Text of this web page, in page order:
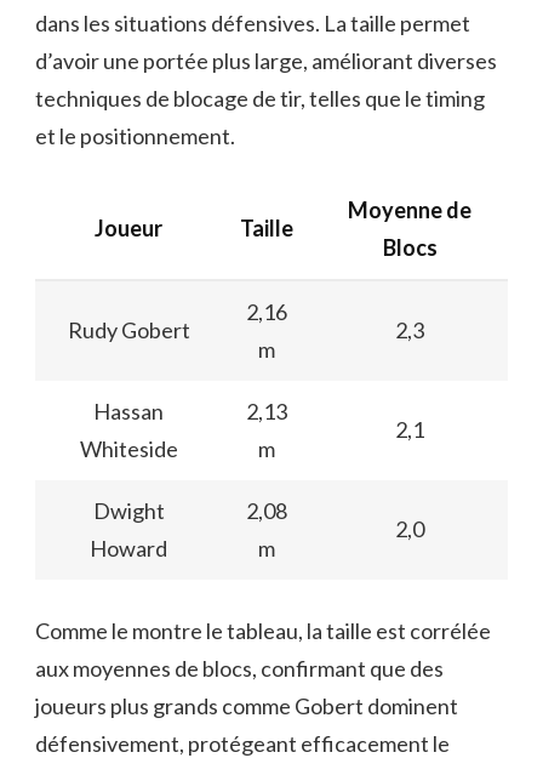
dans les situations défensives. La taille permet
d’avoir une portée plus large, améliorant diverses
techniques de blocage de tir, telles que le timing
et le positionnement.
Joueur Taille
Moyenne de
Blocs
Rudy Gobert
2,16
m
2,3
Hassan
Whiteside
2,13
m
2,1
Dwight
Howard
2,08
m
2,0
Comme le montre le tableau, la taille est corrélée
aux moyennes de blocs, confirmant que des
joueurs plus grands comme Gobert dominent
défensivement, protégeant efficacement le